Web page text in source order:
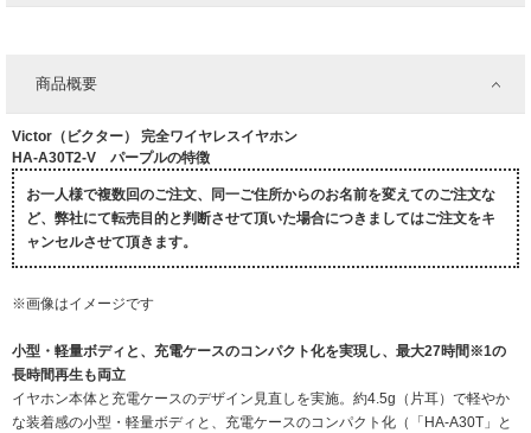
商品概要
Victor（ビクター） 完全ワイヤレスイヤホン
HA-A30T2-V パープルの特徴
お一人様で複数回のご注文、同一ご住所からのお名前を変えてのご注文な
ど、弊社にて転売目的と判断させて頂いた場合につきましてはご注文をキ
ャンセルさせて頂きます。
※画像はイメージです
小型・軽量ボディと、充電ケースのコンパクト化を実現し、最大27時間※1の
長時間再生も両立
イヤホン本体と充電ケースのデザイン見直しを実施。約4.5g（片耳）で軽やか
な装着感の小型・軽量ボディと、充電ケースのコンパクト化（「HA-A30T」と